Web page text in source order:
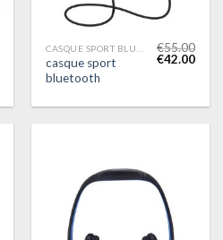
casque sport
bluetooth
€55.00
€42.00